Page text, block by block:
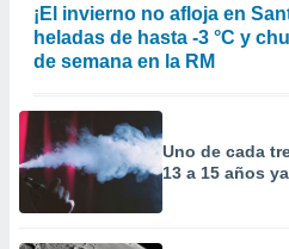
¡El invierno no afloja en
heladas de hasta -3 °C y
de semana en la RM
Uno de cada
13 a 15 años